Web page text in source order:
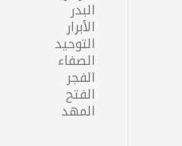
البدر
الأبرار
التوحيد
الصفاء
الفجر
الفتح
المهد